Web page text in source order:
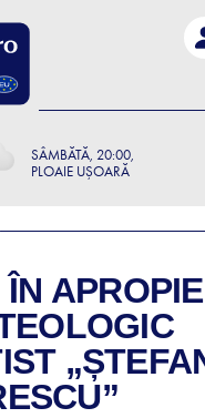
SÂMBĂTĂ 20:00
PLOAIE UȘOARĂ